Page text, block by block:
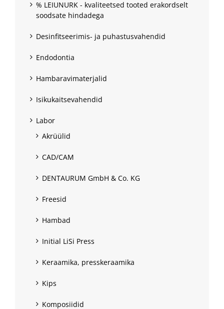
% LEIUNURK - kvaliteetsed tooted erakordselt
soodsate hindadega
Desinfitseerimis- ja puhastusvahendid
Endodontia
Hambaravimaterjalid
Isikukaitsevahendid
Labor
Akrüülid
CAD/CAM
DENTAURUM GmbH & Co. KG
Freesid
Hambad
Initial LiSi Press
Keraamika, presskeraamika
Kips
Komposiidid